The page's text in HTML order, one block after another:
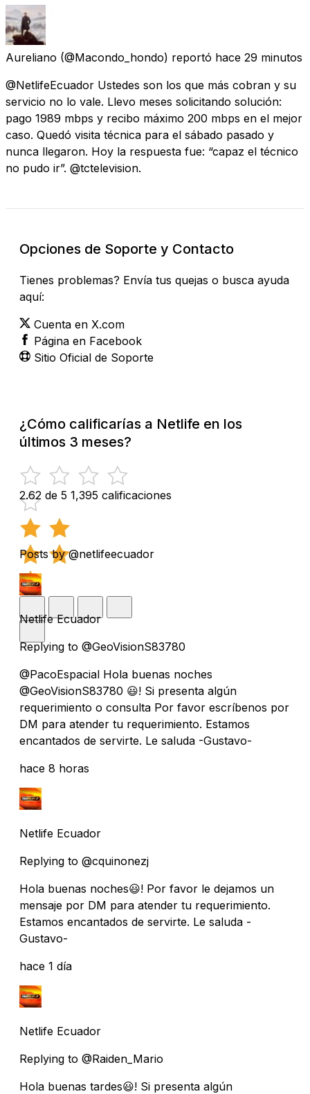
Aureliano (@Macondo_hondo) reportó hace 29 minutos
@NetlifeEcuador Ustedes son los que más cobran y su
servicio no lo vale. Llevo meses solicitando solución:
pago 1989 mbps y recibo máximo 200 mbps en el mejor
caso. Quedó visita técnica para el sábado pasado y
nunca llegaron. Hoy la respuesta fue: “capaz el técnico
no pudo ir”. @tctelevision.
Opciones de Soporte y Contacto
Tienes problemas? Envía tus quejas o busca ayuda
aquí:
Cuenta en X.com
Página en Facebook
Sitio Oficial de Soporte
¿Cómo calificarías a Netlife en los
últimos 3 meses?
2.62 de 5 1,395 calificaciones
Posts by @netlifeecuador
Netlife Ecuador
Replying to @GeoVisionS83780
@PacoEspacial Hola buenas noches
@GeoVisionS83780 😃! Si presenta algún
requerimiento o consulta Por favor escríbenos por
DM para atender tu requerimiento. Estamos
encantados de servirte. Le saluda -Gustavo-
hace 8 horas
Netlife Ecuador
Replying to @cquinonezj
Hola buenas noches😃! Por favor le dejamos un
mensaje por DM para atender tu requerimiento.
Estamos encantados de servirte. Le saluda -
Gustavo-
hace 1 día
Netlife Ecuador
Replying to @Raiden_Mario
Hola buenas tardes😃! Si presenta algún